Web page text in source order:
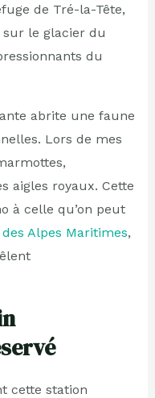
de Tré-la-Tête,
le glacier du
du
abrite une faune
Lors de mes
aigles royaux. Cette
à celle qu’on peut
Alpes Maritimes,
cette station